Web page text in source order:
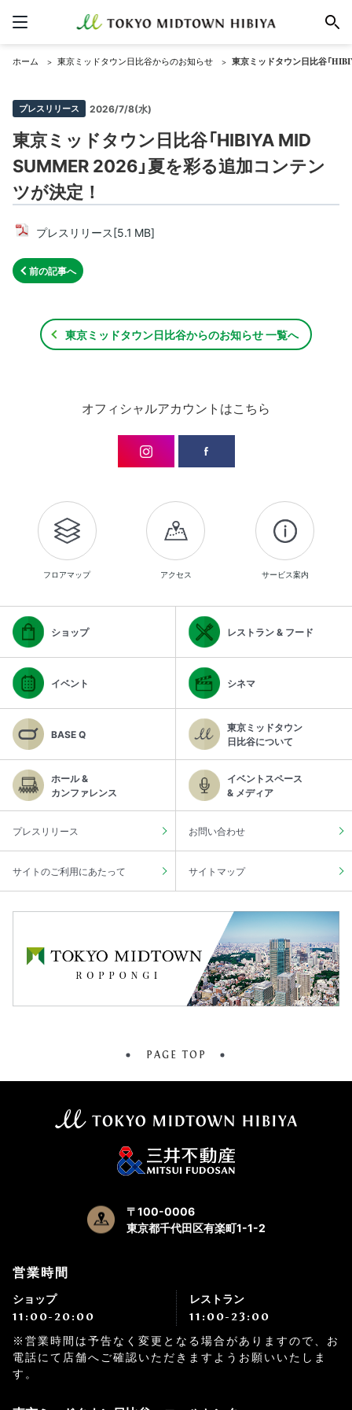
ホーム 東京ミッドタウン日比谷からのお知らせ 東京ミッドタウン日比谷「
プレスリリース 2026/7/8(水)
東京ミッドタウン日比谷「HIBIYA MID
SUMMER 2026」夏を彩る追加コンテン
ツが決定！
プレスリリース[5.1 MB]
前の記事へ
東京ミッドタウン日比谷からのお知らせ 一覧へ
オフィシャルアカウントはこちら
フロアマップ アクセス サービス案内
ショップ レストラン & フード
イベント シネマ
BASE Q
東京ミッドタウン
日比谷について
ホール &
カンファレンス
イベントスペース
& メディア
プレスリリース お問い合わせ
サイトのご利用にあたって サイトマップ
PAGE TOP
〒100-0006
東京都千代田区有楽町1-1-2
営業時間
ショップ
11:00-20:00
レストラン
11:00-23:00
※営業時間は予告なく変更となる場合がありますので、お
電話にて店舗へご確認いただきますようお願いいたしま
す。